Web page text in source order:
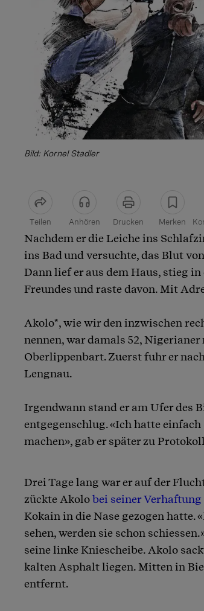
Bild: Kornel Stadler
Teilen Anhören Drucken Merken
Artikel teilen
Nachdem er die Leiche ins
ins Bad und versuchte, das Blut
Dann lief er aus dem Haus, stieg
Freundes und raste davon. Mit
Akolo*, wie wir den inzwischen
nennen, war damals 52,
Oberlippenbart. Zuerst fuhr er
Lengnau.
Irgendwann stand er am Ufer des
entgegenschlug. «Ich hatte
machen», gab er später zu
Drei Tage lang war er auf der
zückte Akolobei seiner Verhaftung
Kokain in die Nase gezogen hatte.
sehen, werden sie schon
seine linke Kniescheibe. Akolo
kalten Asphalt liegen. Mitten in
entfernt.